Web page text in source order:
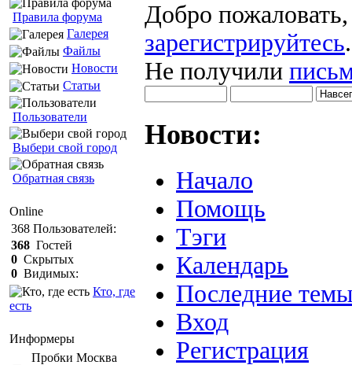
Правила форума
Галерея
Файлы
Новости
Статьи
Пользователи
Выбери свой город
Обратная связь
Online
368 Пользователей:
368 Гостей
0 Скрытых
0 Видимых:
Кто, где
есть
Информеры
Пробки Mосква
Добро
зарегистрируйтесь.
Не получили
Новости:
Начало
Помощь
Тэги
Календарь
Последние
Вход
Регистрация